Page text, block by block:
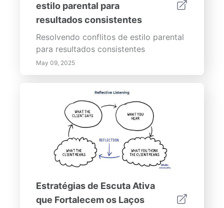
estilo parental para
resultados consistentes
Resolvendo conflitos de estilo parental
para resultados consistentes
May 09, 2025
Estratégias de Escuta Ativa
que Fortalecem os Laços